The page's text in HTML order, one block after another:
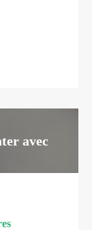
avec